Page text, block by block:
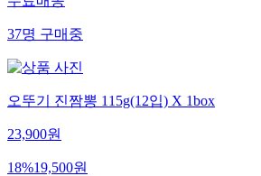
무료배송
37명구매중
오뚜기 진짬뽕 115g(12입) X 1box
23,900원